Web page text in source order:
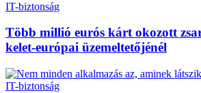
IT-biztonság
Több millió eurós kárt okozott
kelet-európai üzemeltetőjénél
IT-biztonság